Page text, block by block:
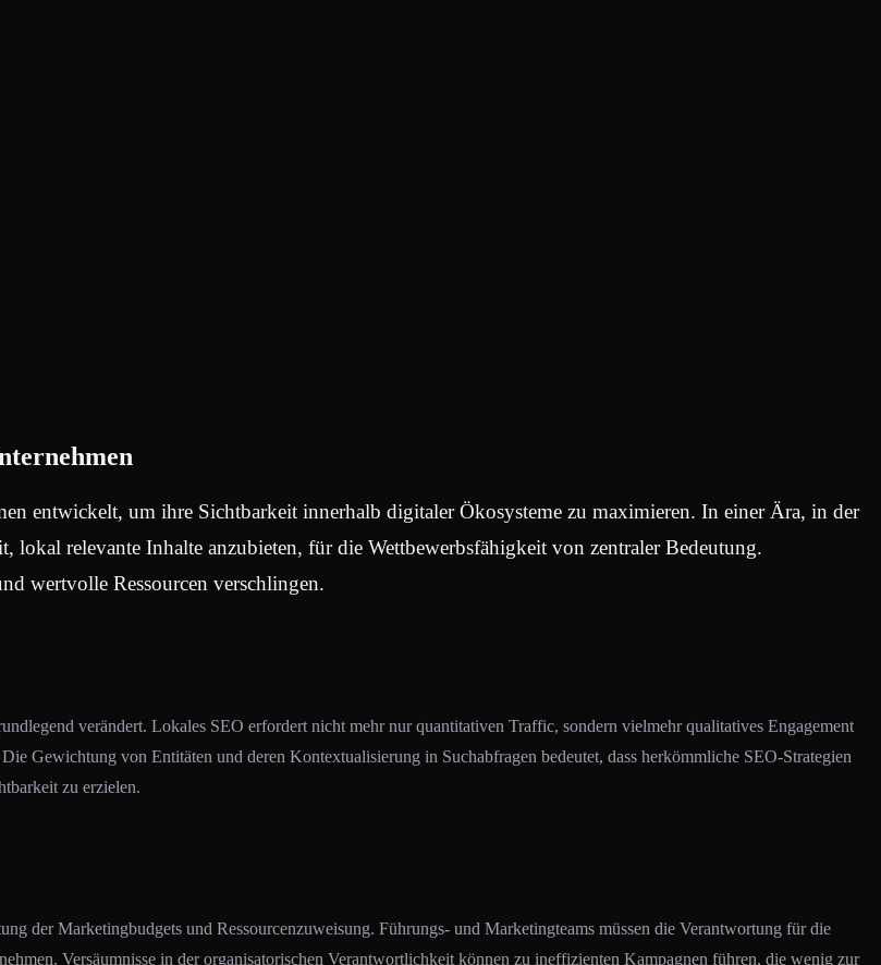
entwickelt, um ihre Sichtbarkeit innerhalb digitaler Ökosysteme zu maximieren. In einer Ära, in der
lokal relevante Inhalte anzubieten, für die Wettbewerbsfähigkeit von zentraler Bedeutung.
wertvolle Ressourcen verschlingen.
verändert. Lokales SEO erfordert nicht mehr nur quantitativen Traffic, sondern vielmehr qualitatives Engagement
Gewichtung von Entitäten und deren Kontextualisierung in Suchabfragen bedeutet, dass herkömmliche SEO-Strategien
zu erzielen.
der Marketingbudgets und Ressourcenzuweisung. Führungs- und Marketingteams müssen die Verantwortung für die
Versäumnisse in der organisatorischen Verantwortlichkeit können zu ineffizienten Kampagnen führen, die wenig zur